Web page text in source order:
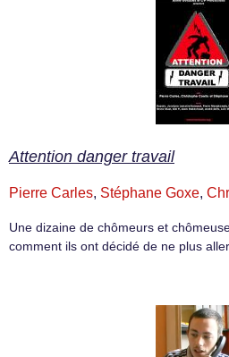
Attention danger travail
Pierre Carles, Stéphane Goxe,
Une dizaine de chômeurs et
comment ils ont décidé de ne plus